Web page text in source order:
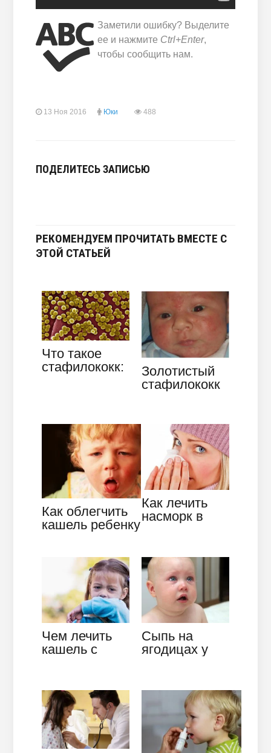
Заметили ошибку? Выделите
ее и нажмите Ctrl+Enter,
чтобы сообщить нам.
13 Ноя 2016 Юки 488
ПОДЕЛИТЕСЬ ЗАПИСЬЮ
РЕКОМЕНДУЕМ ПРОЧИТАТЬ ВМЕСТЕ С
ЭТОЙ СТАТЬЕЙ
Что такое
стафилококк:
Золотистый
стафилококк
лечение
Как облегчить
кашель ребенку
Как лечить
насморк в
средствами
народной
медицины?
Чем лечить
кашель с
народные…
Сыпь на
ягодицах у
природу
детских
высыпаний